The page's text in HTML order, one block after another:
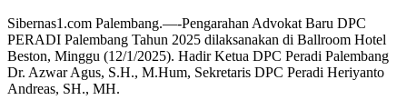
Sibernas1.com Palembang.—-Pengarahan Advokat Baru DPC
PERADI Palembang Tahun 2025 dilaksanakan di Ballroom Hotel
Beston, Minggu (12/1/2025). Hadir Ketua DPC Peradi Palembang
Dr. Azwar Agus, S.H., M.Hum, Sekretaris DPC Peradi Heriyanto
Andreas, SH., MH.